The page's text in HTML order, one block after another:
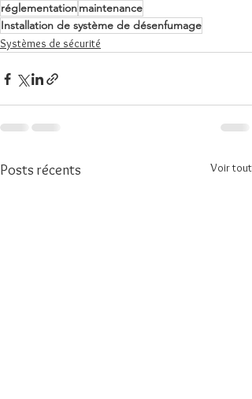
réglementationmaintenance
Installation de système de désenfumage
Systèmes de sécurité
Posts récents Voir tout